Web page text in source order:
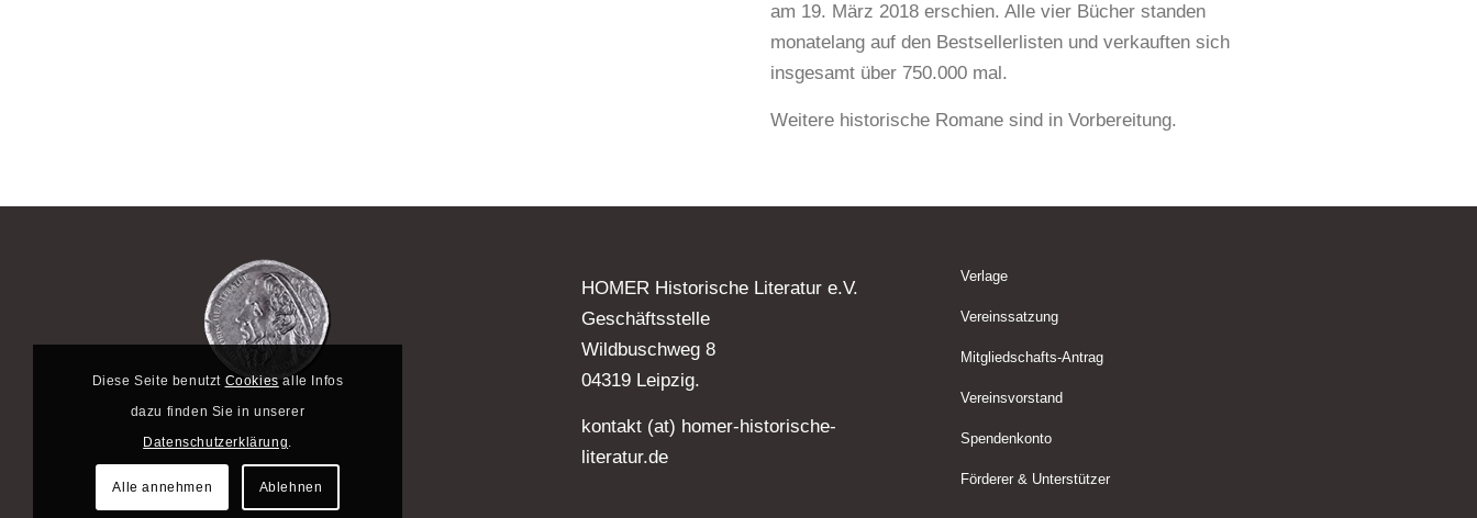
am 19. März 2018 erschien. Alle vier Bücher standen
monatelang auf den Bestsellerlisten und verkauften sich
insgesamt über 750.000 mal.
Weitere historische Romane sind in Vorbereitung.
HOMER Historische Literatur e.V.
Geschäftsstelle
Wildbuschweg 8
04319 Leipzig.
kontakt (at) homer-historische-
literatur.de
Verlage
Vereinssatzung
Mitgliedschafts-Antrag
Vereinsvorstand
Spendenkonto
Förderer & Unterstützer
Diese Seite benutzt Cookiesalle Infos
dazu finden Sie in unserer
Datenschutzerklärung
Alle annehmen Ablehnen